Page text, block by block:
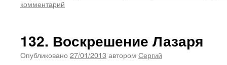
комментарий
132. Воскрешение Лазаря
Опубликовано 27/01/2013 автором Сергий